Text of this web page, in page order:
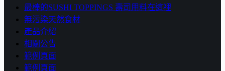
最棒的SUSHI TOPPINGS 壽司用料在這裡
無污染天然食材
產品介紹
相關公告
範例頁面
範例頁面